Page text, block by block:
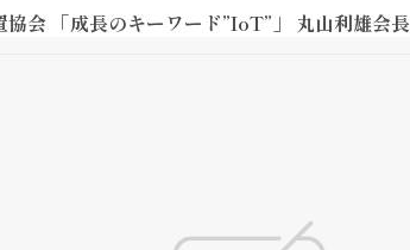
会 「成長のキーワード”IoT”」 丸山利雄会長